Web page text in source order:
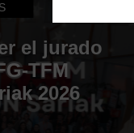
el jurado
TFM
2026